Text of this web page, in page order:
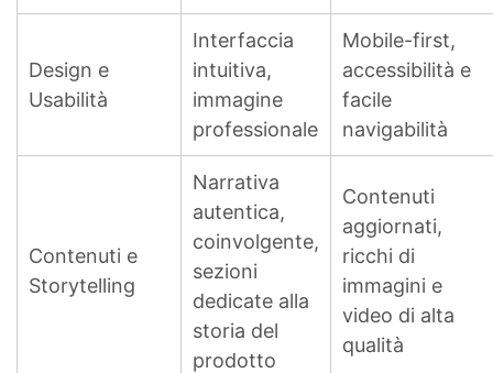
Design e
Usabilità
Interfaccia
intuitiva,
immagine
professionale
Mobile-first,
accessibilità e
facile
navigabilità
Contenuti e
Storytelling
Narrativa
autentica,
coinvolgente,
sezioni
dedicate alla
storia del
prodotto
Contenuti
aggiornati,
ricchi di
immagini e
video di alta
qualità